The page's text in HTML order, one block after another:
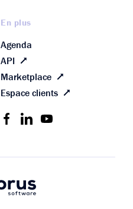
En plus
Agenda
API
Marketplace
Espace clients